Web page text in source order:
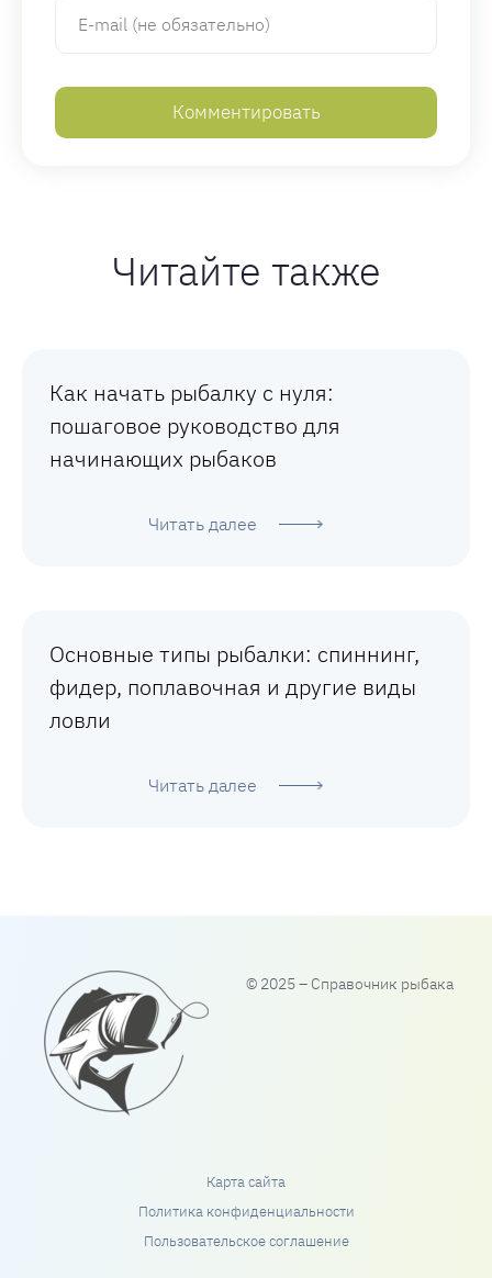
Читайте также
Как начать рыбалку с нуля:
пошаговое руководство для
начинающих рыбаков
Читать далее
Основные типы рыбалки: спиннинг,
фидер, поплавочная и другие виды
ловли
Читать далее
© 2025 – Справочник рыбака
Карта сайта
Политика конфиденциальности
Пользовательское соглашение